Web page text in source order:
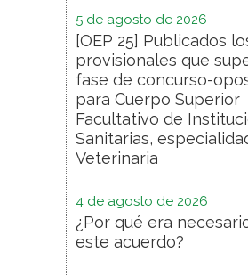
5 de agosto de 2026
[OEP 25] Publicados
provisionales que
fase de concurso-
para Cuerpo Superior
Facultativo de
Sanitarias,
Veterinaria
4 de agosto de 2026
¿Por qué era
este acuerdo?